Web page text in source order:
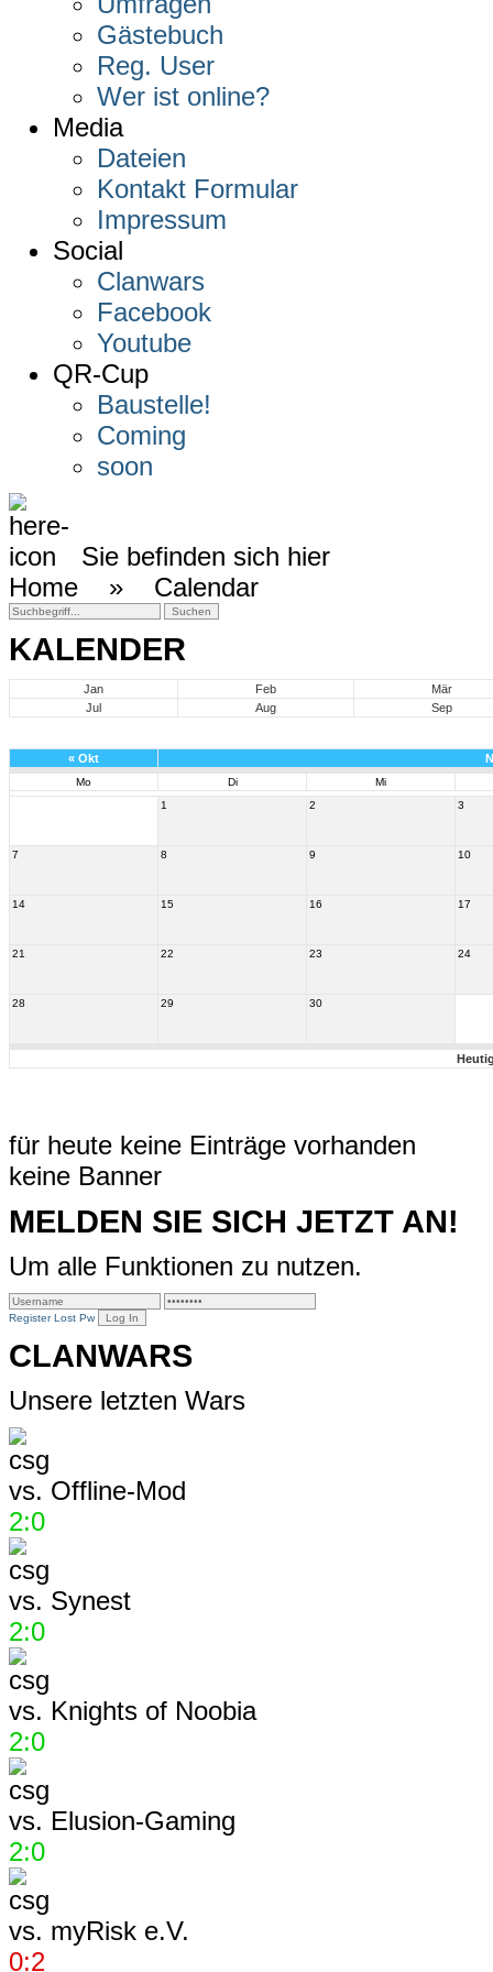
Gästebuch
Reg. User
Wer ist online?
Media
Dateien
Kontakt Formular
Impressum
Social
Clanwars
Facebook
Youtube
QR-Cup
Baustelle!
Coming
soon
Sie befinden sich hier
Home » Calendar
KALENDER
Jan Feb
Mär
Jul
Aug Sep
« Okt
Mo Di
Mi
1
2 3
7 8 9 10
14 15 16 17
21 22 23 24
28 29 30
für heute keine Einträge vorhanden
keine Banner
MELDEN SIE SICH JETZT AN!
Um alle Funktionen zu nutzen.
Register Lost Pw
CLANWARS
Unsere letzten Wars
vs. Offline-Mod
2:0
vs. Synest
2:0
vs. Knights of Noobia
2:0
vs. Elusion-Gaming
2:0
vs. myRisk e.V.
0:2